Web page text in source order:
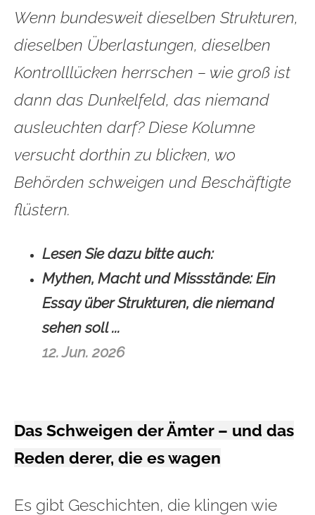
Wenn bundesweit dieselben Strukturen,
dieselben Überlastungen, dieselben
Kontrolllücken herrschen – wie groß ist
dann das Dunkelfeld, das niemand
ausleuchten darf? Diese Kolumne
versucht dorthin zu blicken, wo
Behörden schweigen und Beschäftigte
flüstern.
Lesen Sie dazu bitte auch:
Mythen, Macht und Missstände:Ein
Essay über Strukturen, die niemand
sehen soll ...
12. Jun. 2026
Das Schweigen der Ämter – und das
Reden derer, die es wagen
Es gibt Geschichten, die klingen wie